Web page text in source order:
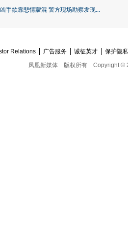
手欲靠悲情蒙混 警方现场勘察发现...
Relations 广告服务 诚征英才
保护隐
凤凰新媒体
版权所有 Copyright ©